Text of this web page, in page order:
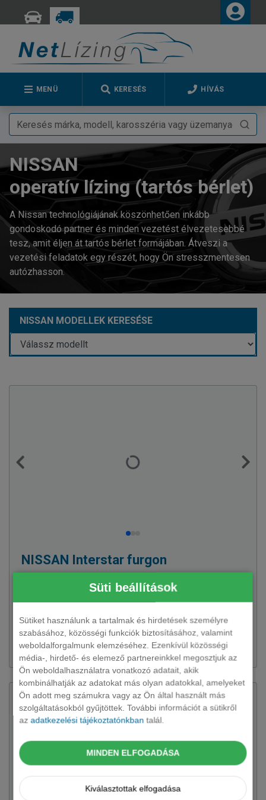
Süti beállítások
Sütiket használunk a tartalmak és hirdetések személyre
szabásához, közösségi funkciók biztosításához, valamint
weboldalforgalmunk elemzéséhez. Ezenkívül közösségi
média-, hirdető- és elemező partnereinkkel megosztjuk az
Ön weboldalhasználatra vonatkozó adatait, akik
kombinálhatják az adatokat más olyan adatokkal, amelyeket
Ön adott meg számukra vagy az Ön által használt más
szolgáltatásokból gyűjtöttek. További információt a sütikről
azadatkezelési tájékoztatónkban talál.
MINDEN ELFOGADÁSA
Kiválasztottak elfogadása
MENÜ KERESÉS HÍVÁS
NISSAN
operatív lízing (tartós bérlet)
A Nissan technológiájának köszönhetően inkább
gondoskodó partner és minden vezetést élvezetesebbé
tesz, amit éljen át tartós bérlet formájában. Átveszi a
vezetési feladatok egy részét, hogy Ön stresszmentesen
autózhasson.
NISSAN MODELLEK KERESÉSE
NISSAN Interstar furgon
Kategóriaelső raktér és megbízható technika. A nehéz
áruszállítás gazdaságos és erős munkaeszköze.
218 445 Ft + ÁFÁ-tól